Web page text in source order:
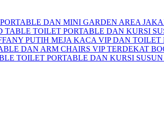
DAN MINI GARDEN AREA
TABLE TOILET PORTABLE DAN KURSI
PUTIH MEJA KACA VIP DAN TOILET
DAN ARM CHAIRS VIP TERDEKAT
TOILET PORTABLE DAN KURSI SUSUN